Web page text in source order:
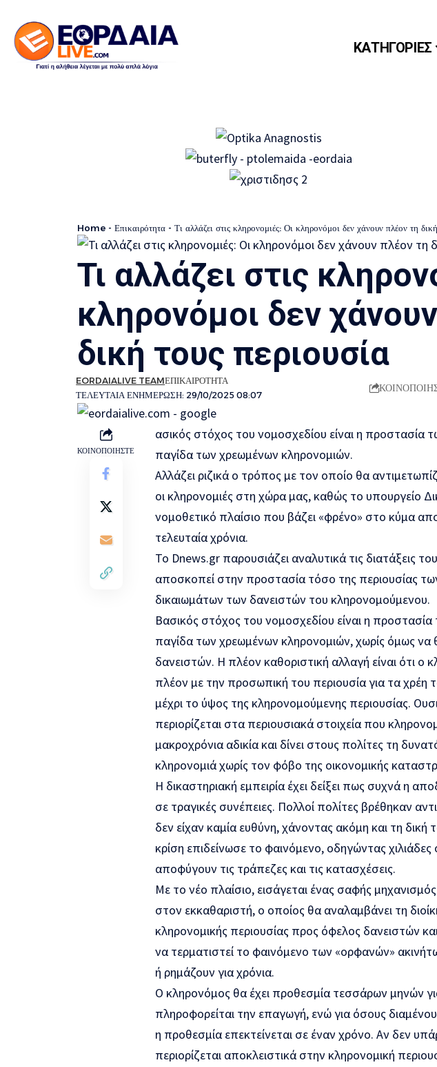
ΚΑΤΗΓΟΡΙΕΣ
Home - Επικαιρότητα - Τι αλλάζει στις κληρονομιές: Οι κληρονόμοι δεν χάνουν πλέον τη
Τι αλλάζει στις
κληρονόμοι δεν
δική τους περιουσία
ΤΕΛΕΥΤΑΙΑ ΕΝΗΜΕΡΩΣΗ: 29/10/2025 08:07
EORDAIALIVE TEAMΕΠΙΚΑΙΡΟΤΗΤΑ
ΚΟΙΝΟΠΟΙΗΣΤΕ
ασικός στόχος του νομοσχεδίου είναι η προστασία
παγίδα των χρεωμένων κληρονομιών.
Αλλάζει ριζικά ο τρόπος με τον οποίο θα
οι κληρονομιές στη χώρα μας, καθώς το υπουργείο
νομοθετικό πλαίσιο που βάζει «φρένο» στο κύμα
τελευταία χρόνια.
Το Dnews.gr παρουσιάζει αναλυτικά τις διατάξεις
αποσκοπεί στην προστασία τόσο της περιουσίας
δικαιωμάτων των δανειστών του κληρονομούμενου.
Βασικός στόχος του νομοσχεδίου είναι η
παγίδα των χρεωμένων κληρονομιών, χωρίς όμως να
δανειστών. Η πλέον καθοριστική αλλαγή είναι ότι ο
πλέον με την προσωπική του περιουσία για τα
μέχρι το ύψος της κληρονομούμενης περιουσίας.
περιορίζεται στα περιουσιακά στοιχεία που
μακροχρόνια αδικία και δίνει στους πολίτες τη
κληρονομιά χωρίς τον φόβο της οικονομικής
Η δικαστηριακή εμπειρία έχει δείξει πως συχνά η
σε τραγικές συνέπειες. Πολλοί πολίτες βρέθηκαν
δεν είχαν καμία ευθύνη, χάνοντας ακόμη και τη δική
κρίση επιδείνωσε το φαινόμενο, οδηγώντας
αποφύγουν τις τράπεζες και τις κατασχέσεις.
Με το νέο πλαίσιο, εισάγεται ένας σαφής
στον εκκαθαριστή, ο οποίος θα αναλαμβάνει τη
κληρονομικής περιουσίας προς όφελος δανειστών
να τερματιστεί το φαινόμενο των «ορφανών»
ή ρημάζουν για χρόνια.
Ο κληρονόμος θα έχει προθεσμία τεσσάρων μηνών
πληροφορείται την επαγωγή, ενώ για όσους
η προθεσμία επεκτείνεται σε έναν χρόνο. Αν δεν
περιορίζεται αποκλειστικά στην κληρονομική